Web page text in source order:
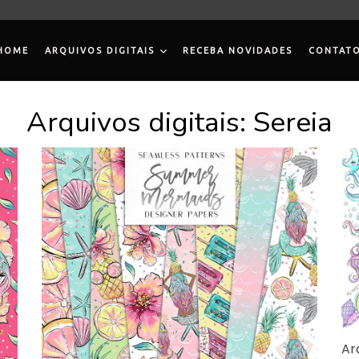
ARQUIVOS DIGITAIS RECEBA NOVIDADES CONTATO
Arquivos digitais: Sereia